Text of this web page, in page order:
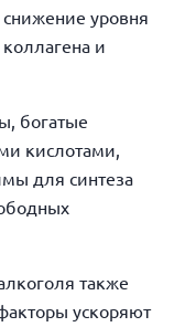
уровня
коллагена и
богатые
кислотами,
для синтеза
также
ускоряют